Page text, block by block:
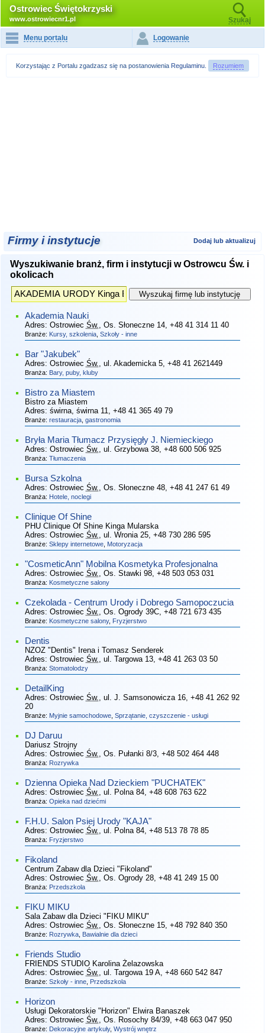
Ostrowiec Świętokrzyski
www.ostrowiecnr1.pl Szukaj
Menu portalu Logowanie
Korzystając z Portalu zgadzasz się na postanowienia Regulaminu Rozumiem
Firmy i instytucje Dodaj lub aktualizuj
Wyszukiwanie branż, firm i instytucji w Ostrowcu Św. i
okolicach
Akademia Nauki
Adres: Ostrowiec Św. , Os. Słoneczne 14, +48 41 314 11 40
Branże: Kursy, szkolenia, Szkoły - inne
Bar "Jakubek"
Adres: Ostrowiec Św. , ul. Akademicka 5, +48 41 2621449
Branża: Bary, puby, kluby
Bistro za Miastem
Bistro za Miastem
Adres: świrna, świrna 11 , +48 41 365 49 79
Branże: restauracja, gastronomia
Bryła Maria Tłumacz Przysięgły J. Niemieckiego
Adres: Ostrowiec Św. , ul. Grzybowa 38, +48 600 506 925
Branża: Tłumaczenia
Bursa Szkolna
Adres: Ostrowiec Św. , Os. Słoneczne 48, +48 41 247 61 49
Branża: Hotele, noclegi
Clinique Of Shine
PHU Clinique Of Shine Kinga Mularska
Adres: Ostrowiec Św. , ul. Wronia 25, +48 730 286 595
Branże: Sklepy internetowe, Motoryzacja
"CosmeticAnn" Mobilna Kosmetyka Profesjonalna
Adres: Ostrowiec Św. , Os. Stawki 98, +48 503 053 031
Branża: Kosmetyczne salony
Czekolada - Centrum Urody i Dobrego Samopoczucia
Adres: Ostrowiec Św. , Os. Ogrody 39C, +48 721 673 435
Branże: Kosmetyczne salony, Fryzjerstwo
Dentis
NZOZ "Dentis" Irena i Tomasz Senderek
Adres: Ostrowiec Św. , ul. Targowa 13, +48 41 263 03 50
Branża: Stomatolodzy
DetailKing
Adres: Ostrowiec Św. , ul. J. Samsonowicza 16, +48 41 262 92
20
Branże: Myjnie samochodowe, Sprzątanie, czyszczenie - usługi
DJ Daruu
Dariusz Strojny
Adres: Ostrowiec Św. , Os. Pułanki 8/3, +48 502 464 448
Branża: Rozrywka
Dzienna Opieka Nad Dzieckiem "PUCHATEK"
Adres: Ostrowiec Św. , ul. Polna 84, +48 608 763 622
Branża: Opieka nad dziećmi
F.H.U. Salon Psiej Urody "KAJA"
Adres: Ostrowiec Św. , ul. Polna 84, +48 513 78 78 85
Branża: Fryzjerstwo
Fikoland
Centrum Zabaw dla Dzieci "Fikoland"
Adres: Ostrowiec Św. , Os. Ogrody 28, +48 41 249 15 00
Branża: Przedszkola
FIKU MIKU
Sala Zabaw dla Dzieci "FIKU MIKU"
Adres: Ostrowiec Św. , Os. Słoneczne 15, +48 792 840 350
Branże: Rozrywka, Bawialnie dla dzieci
Friends Studio
FRIENDS STUDIO Karolina Żelazowska
Adres: Ostrowiec Św. , ul. Targowa 19 A, +48 660 542 847
Branże: Szkoły - inne, Przedszkola
Horizon
Usługi Dekoratorskie "Horizon" Elwira Banaszek
Adres: Ostrowiec Św. , Os. Rosochy 84/39, +48 663 047 950
Branże: Dekoracyjne artykuły, Wystrój wnętrz